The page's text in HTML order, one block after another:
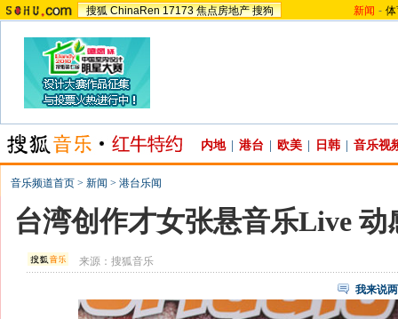
搜狐 ChinaRen 17173 焦点房地产 搜狗 新闻 -
内地 港台 欧美 日韩 音乐视
音乐频道首页 > 新闻 > 港台乐闻
台湾创作才女张悬音乐Live
来源：搜狐音乐
我来说